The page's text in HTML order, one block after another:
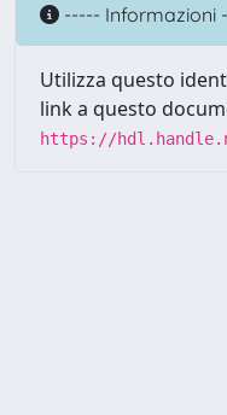
----- Informazioni
Utilizza questo
link a questo
https://